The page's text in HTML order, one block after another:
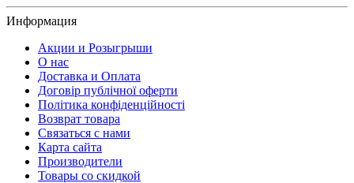
Информация
Акции и Розыгрыши
О нас
Доставка и Оплата
Договір публічної оферти
Політика конфіденційності
Возврат товара
Связаться с нами
Карта сайта
Производители
Товары со скидкой